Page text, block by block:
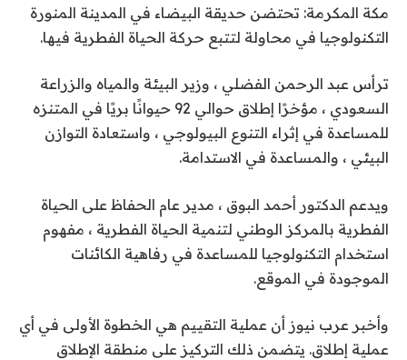
مكة المكرمة: تحتضن حديقة البيضاء في المدينة المنورة
التكنولوجيا في محاولة لتتبع حركة الحياة الفطرية فيها.
ترأس عبد الرحمن الفضلي ، وزير البيئة والمياه والزراعة
السعودي ، مؤخرًا إطلاق حوالي 92 حيوانًا بريًا في المتنزه
للمساعدة في إثراء التنوع البيولوجي ، واستعادة التوازن
البيئي ، والمساعدة في الاستدامة.
ويدعم الدكتور أحمد البوق ، مدير عام الحفاظ على الحياة
الفطرية بالمركز الوطني لتنمية الحياة الفطرية ، مفهوم
استخدام التكنولوجيا للمساعدة في رفاهية الكائنات
الموجودة في الموقع.
وأخبر عرب نيوز أن عملية التقييم هي الخطوة الأولى في أي
عملية إطلاق. يتضمن ذلك التركيز على منطقة الإطلاق